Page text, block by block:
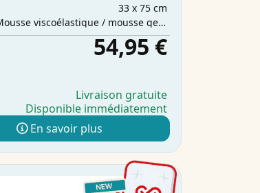
33 x 75 cm
Mousse viscoélastique / mousse gel à froid / ouate de polyester
54,95 €
Livraison gratuite
Disponible immédiatement
En savoir plus